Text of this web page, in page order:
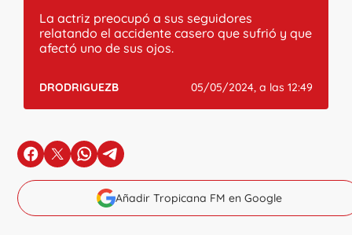
La actriz preocupó a sus seguidores
relatando el accidente casero que sufrió y que
afectó uno de sus ojos.
DRODRIGUEZB 05/05/2024, a las 12:49
en Facebook
en Xen Whatsapp
en Telegram
Añadir Tropicana FM en Google